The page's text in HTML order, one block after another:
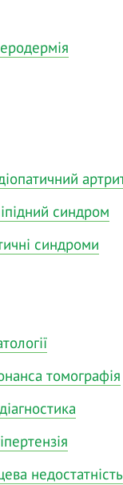
синдром
синдроми
томографія
недостатність